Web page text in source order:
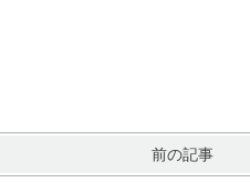
前の記事